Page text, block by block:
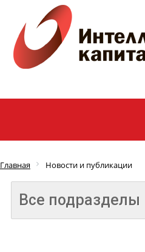
Главная Новости и публикации
Все подразделы